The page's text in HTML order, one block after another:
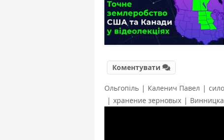
Коментувати
Ольгопіль | Каленич Павел |
| хранение зерновых |